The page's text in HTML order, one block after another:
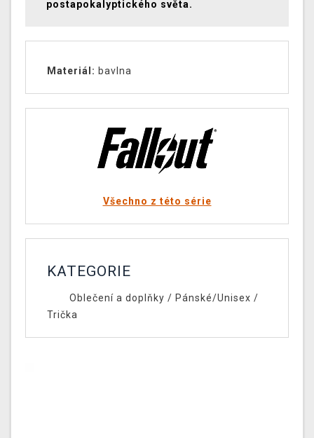
postapokalyptického světa.
Materiál: bavlna
Všechno z této série
KATEGORIE
Oblečení a doplňky / Pánské/Unisex /
Trička